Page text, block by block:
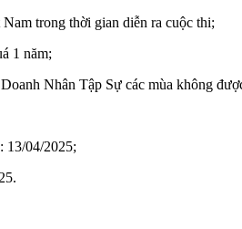
trong thời gian diễn ra cuộc thi;
1 năm;
Nhân Tập Sự các mùa không
13/04/2025;